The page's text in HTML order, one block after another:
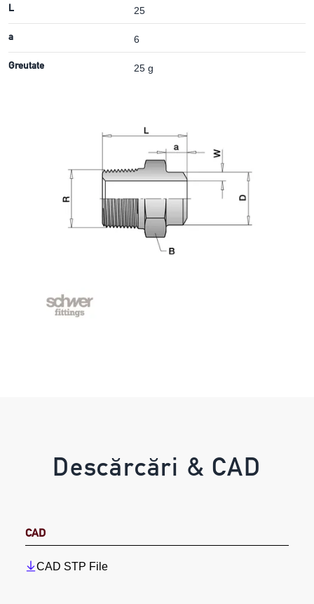
L 25
a 6
Greutate 25 g
Descărcări & CAD
CAD
CAD STP File